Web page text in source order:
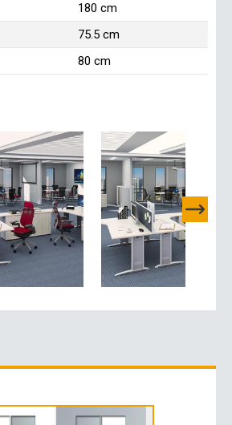
180 cm
75.5 cm
80 cm